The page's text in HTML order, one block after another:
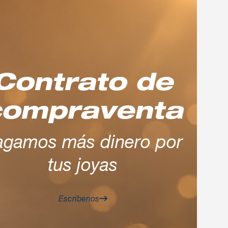
de
más dinero por
tus joyas
Escríbenos